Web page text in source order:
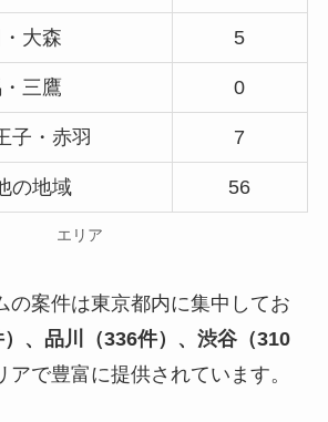
大森 5
三鷹 0
子・赤羽 7
の地域 56
エリア
の案件は東京都内に集中してお
、品川（336件）、渋谷（310
アで豊富に提供されています。